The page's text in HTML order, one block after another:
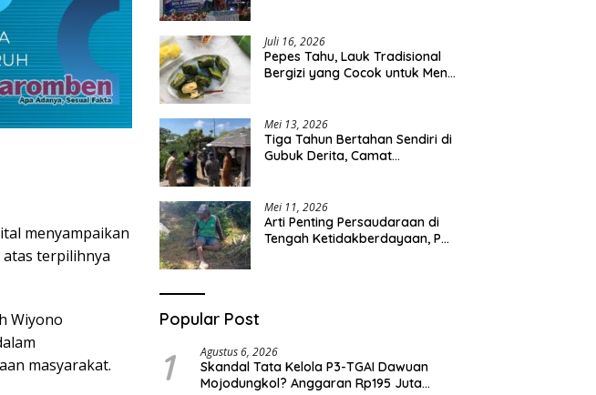
menyampaikan
atas terpilihnya
Wiyono
masyarakat.
Juli 16, 2026
Pepes Tahu, Lauk Tradisional
Bergizi yang Cocok untuk Menu
Mei 13, 2026
Tiga Tahun Bertahan Sendiri di
Gubuk Derita, Camat
Mei 11, 2026
Arti Penting Persaudaraan di
Tengah Ketidakberdayaan, Pak
Popular Post
1 Agustus 6, 2026
Skandal Tata Kelola P3-TGAI Dawuan
Mojodungkol? Anggaran Rp195 Juta